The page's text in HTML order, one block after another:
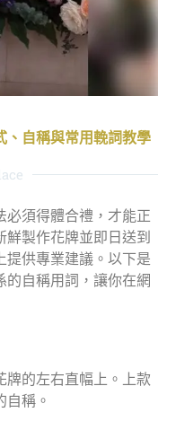
、自稱與常用輓詞教學
必須得體合禮，才能正
製作花牌並即日送到
提供專業建議。以下是
的自稱用詞，讓你在網
牌的左右直幅上。上款
自稱。